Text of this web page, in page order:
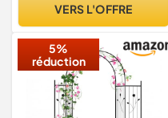
Outils de Jardi (Gris-8x6 FT)
VERS L'OFFRE
5%
réduction